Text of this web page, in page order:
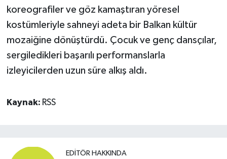
koreografiler ve göz kamaştıran yöresel
kostümleriyle sahneyi adeta bir Balkan kültür
mozaiğine dönüştürdü. Çocuk ve genç dansçılar,
sergiledikleri başarılı performanslarla
izleyicilerden uzun süre alkış aldı.
Kaynak: RSS
EDITÖR HAKKINDA